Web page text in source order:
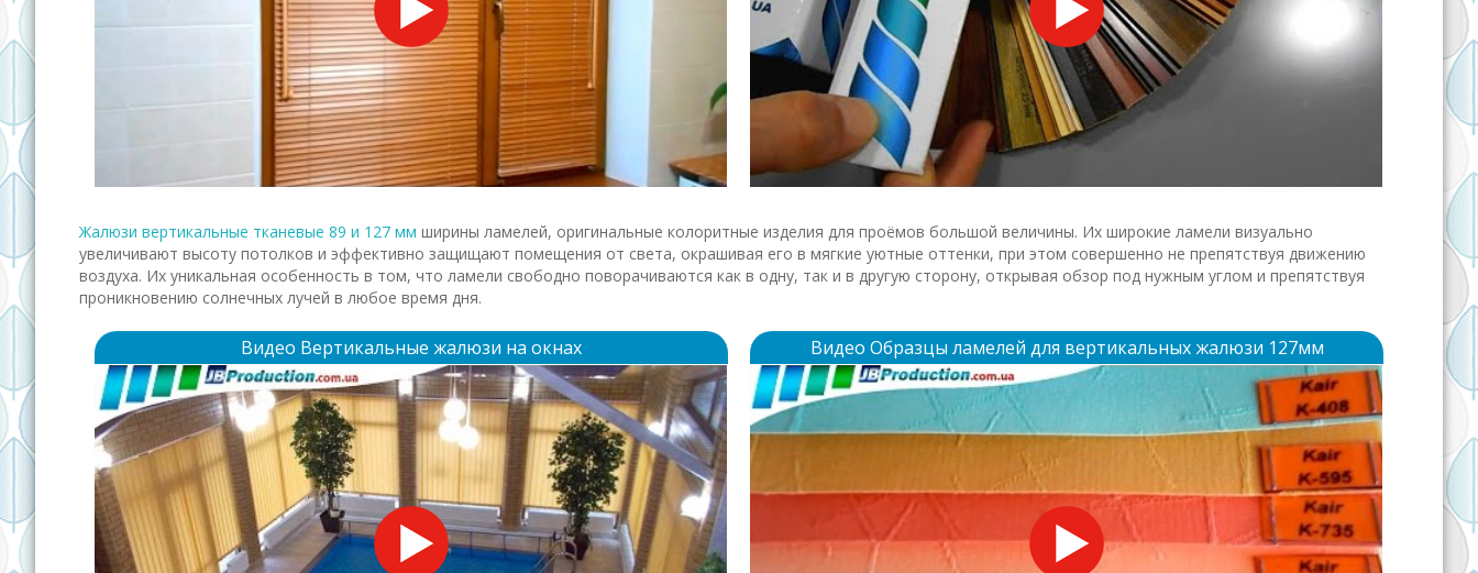
Жалюзи вертикальные тканевые 89 и 127 мм ширины лaмелей, оригинальные колоритные изделия для проёмов большой величины. Их широкие лaмели визуально
увеличивают высоту потолков и эффективно защищают помещения от света, окрашивая его в мягкие уютные оттенки, при этом совершенно не препятствуя движению
воздуха. Их уникальная особенность в том, что ламели свободно поворачиваются как в одну, так и в другую сторону, открывая обзор под нужным углом и препятствуя
проникновению солнечных лучей в любое время дня.
Видео Вертикальные жалюзи на окнах Видео Образцы ламелей для вертикальных жалюзи 127мм